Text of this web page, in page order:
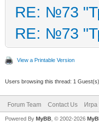
RE: №73
RE: №73
View a Printable Version
Users browsing this thread: 1 Guest(s)
Forum Team Contact Us
Powered By MyBB , © 2002-2026